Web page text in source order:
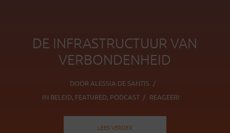
DE INFRASTRUCTUUR VAN
VERBONDENHEID
DOOR ALESSIA DE SANTIS
IN BELEID, FEATURED, PODCAST REAGEER!
LEES VERDER